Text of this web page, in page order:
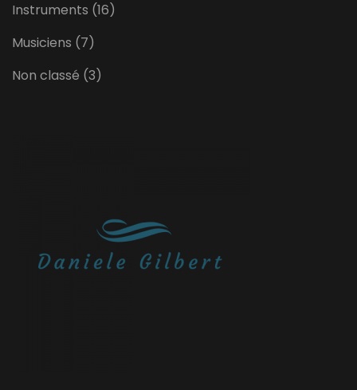
Instruments (16)
Musiciens (7)
Non classé (3)